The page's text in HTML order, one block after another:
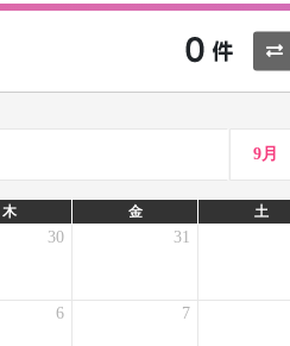
9月
木 金 土
30 31
6 7